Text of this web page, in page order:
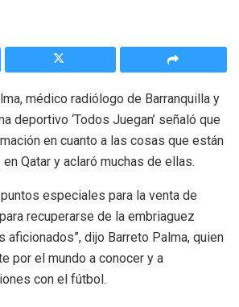
médico radiólogo de Barranquilla y
deportivo ‘Todos Juegan’ señaló que
en cuanto a las cosas que están
Qatar y aclaró muchas de ellas.
especiales para la venta de
recuperarse de la embriaguez
dijo Barreto Palma, quien
por el mundo a conocer y a
con el fútbol.